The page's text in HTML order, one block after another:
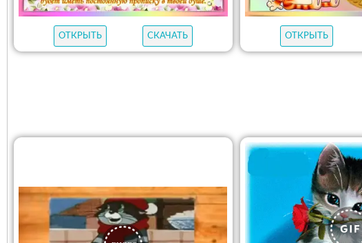
ОТКРЫТЬ СКАЧАТЬ ОТКРЫТЬ